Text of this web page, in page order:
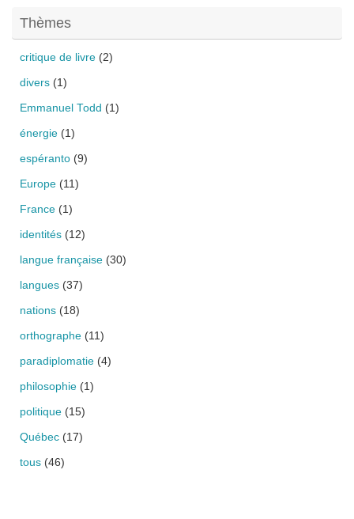
Thèmes
critique de livre (2)
divers (1)
Emmanuel Todd (1)
énergie (1)
espéranto (9)
Europe (11)
France (1)
identités (12)
langue française (30)
langues (37)
nations (18)
orthographe (11)
paradiplomatie (4)
philosophie (1)
politique (15)
Québec (17)
tous (46)